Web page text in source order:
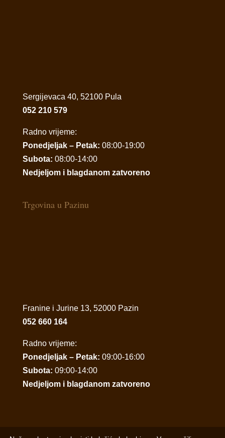
Sergijevaca 40, 52100 Pula
052 210 579
Radno vrijeme:
Ponedjeljak – Petak: 08:00-19:00
Subota: 08:00-14:00
Nedjeljom i blagdanom zatvoreno
Trgovina u Pazinu
Franine i Jurine 13, 52000 Pazin
052 660 164
Radno vrijeme:
Ponedjeljak – Petak: 09:00-16:00
Subota: 09:00-14:00
Nedjeljom i blagdanom zatvoreno